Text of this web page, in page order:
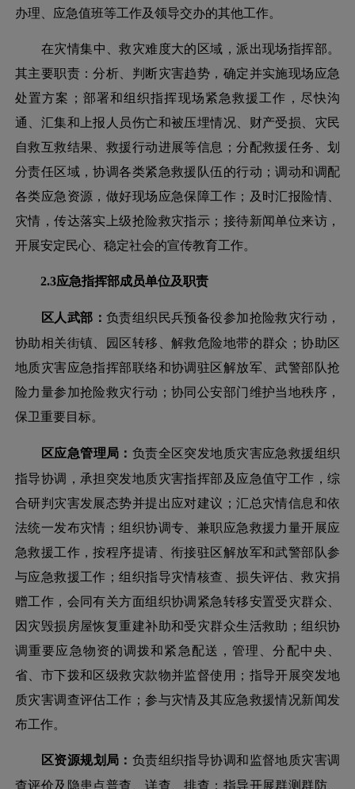
办理、应急值班等工作及领导交办的其他工作。
在灾情集中、救灾难度大的区域，派出现场指挥部。
其主要职责：分析、判断灾害趋势，确定并实施现场应急
处置方案；部署和组织指挥现场紧急救援工作，尽快沟
通、汇集和上报人员伤亡和被压埋情况、财产受损、灾民
自救互救结果、救援行动进展等信息；分配救援任务、划
分责任区域，协调各类紧急救援队伍的行动；调动和调配
各类应急资源，做好现场应急保障工作；及时汇报险情、
灾情，传达落实上级抢险救灾指示；接待新闻单位来访，
开展安定民心、稳定社会的宣传教育工作。
2.3应急指挥部成员单位及职责
区人武部： 负责组织民兵预备役参加抢险救灾行动，
协助相关街镇、园区转移、解救危险地带的群众；协助区
地质灾害应急指挥部联络和协调驻区解放军、武警部队抢
险力量参加抢险救灾行动；协同公安部门维护当地秩序，
保卫重要目标。
区应急管理局： 负责全区突发地质灾害应急救援组织
指导协调，承担突发地质灾害指挥部及应急值守工作，综
合研判灾害发展态势并提出应对建议；汇总灾情信息和依
法统一发布灾情；组织协调专、兼职应急救援力量开展应
急救援工作，按程序提请、衔接驻区解放军和武警部队参
与应急救援工作；组织指导灾情核查、损失评估、救灾捐
赠工作，会同有关方面组织协调紧急转移安置受灾群众、
因灾毁损房屋恢复重建补助和受灾群众生活救助；组织协
调重要应急物资的调拨和紧急配送，管理、分配中央、
省、市下拨和区级救灾款物并监督使用；指导开展突发地
质灾害调查评估工作；参与灾情及其应急救援情况新闻发
布工作。
区资源规划局： 负责组织指导协调和监督地质灾害调
查评价及隐患点普查、详查、排查；指导开展群测群防、